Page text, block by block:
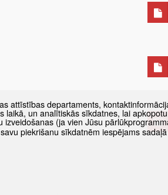
attīstības departaments,
un analītiskās sīkdatnes, lai
(ja vien Jūsu
piekrišanu sīkdatnēm iespējams sadaļā